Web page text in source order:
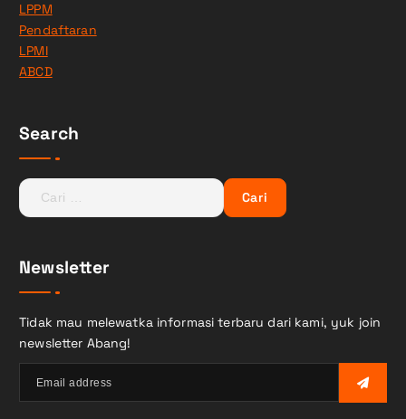
LPPM
Pendaftaran
LPMI
ABCD
Search
C
a
u
n
Newsletter
Tidak mau melewatka informasi terbaru dari kami, yuk join
newsletter Abang!